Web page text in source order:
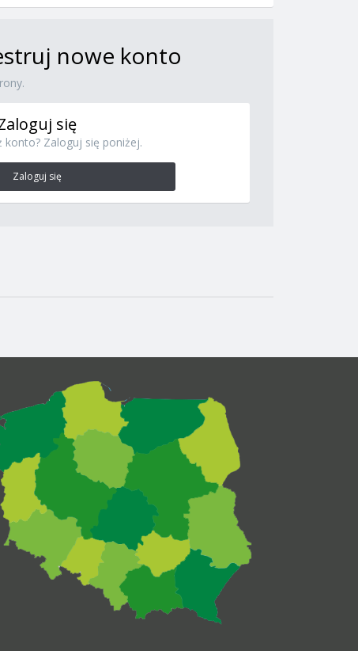
nowe konto
się
konto? Zaloguj się poniżej.
Zaloguj się